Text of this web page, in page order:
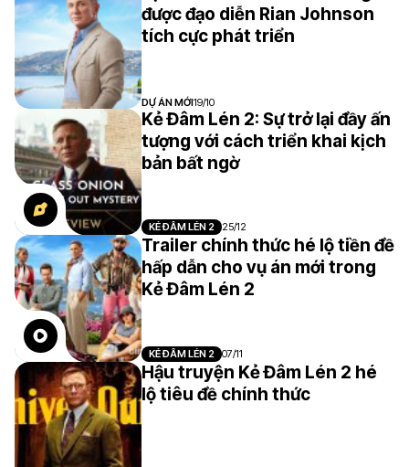
được đạo diễn Rian Johnson
tích cực phát triển
DỰ ÁN MỚI19/10
Kẻ Đâm Lén 2: Sự trở lại đầy ấn
tượng với cách triển khai kịch
bản bất ngờ
KẺ ĐÂM LÉN 2 25/12
Trailer chính thức hé lộ tiền đề
hấp dẫn cho vụ án mới trong
Kẻ Đâm Lén 2
KẺ ĐÂM LÉN 2 07/11
Hậu truyện Kẻ Đâm Lén 2 hé
lộ tiêu đề chính thức